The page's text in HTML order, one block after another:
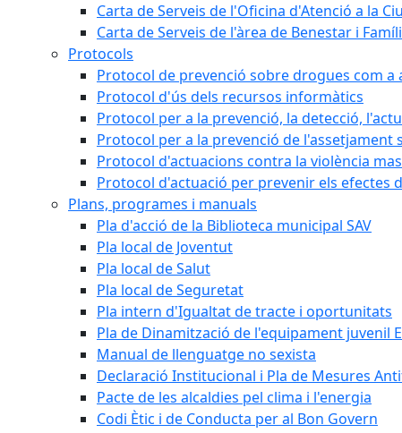
Carta de Serveis de l'Oficina d'Atenció a la
Carta de Serveis de l'àrea de Benestar i
Protocols
Protocol de prevenció sobre drogues com a
Protocol d'ús dels recursos informàtics
Protocol per a la prevenció, la detecció,
Protocol per a la prevenció de l'assetjament
Protocol d'actuacions contra la violència
Protocol d'actuació per prevenir els efectes
Plans, programes i manuals
Pla d'acció de la Biblioteca municipal SAV
Pla local de Joventut
Pla local de Salut
Pla local de Seguretat
Pla intern d'Igualtat de tracte i oportunitats
Pla de Dinamització de l'equipament juvenil
Manual de llenguatge no sexista
Declaració Institucional i Pla de Mesures
Pacte de les alcaldies pel clima i l'energia
Codi Ètic i de Conducta per al Bon Govern